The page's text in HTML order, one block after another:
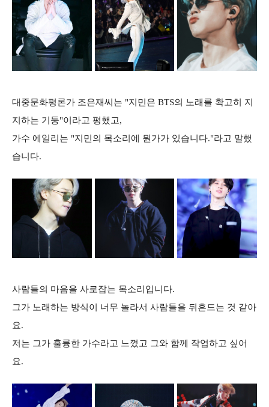
대중문화평론가 조은재씨는 "지민은 BTS의 노래를 확고히 지
지하는 기둥"이라고 평했고,
가수 에일리는 "지민의 목소리에 뭔가가 있습니다."라고 말했
습니다.
사람들의 마음을 사로잡는 목소리입니다.
그가 노래하는 방식이 너무 놀라서 사람들을 뒤흔드는 것 같아
요.
저는 그가 훌륭한 가수라고 느꼈고 그와 함께 작업하고 싶어
요.